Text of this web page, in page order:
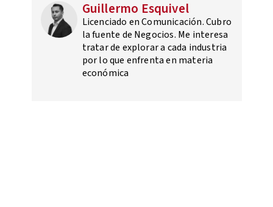
Guillermo Esquivel
Licenciado en Comunicación. Cubro
la fuente de Negocios. Me interesa
tratar de explorar a cada industria
por lo que enfrenta en materia
económica